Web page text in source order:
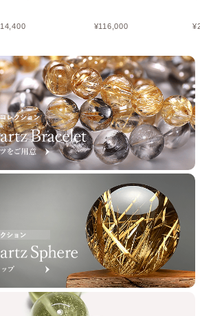
14,400 ¥116,000 ¥